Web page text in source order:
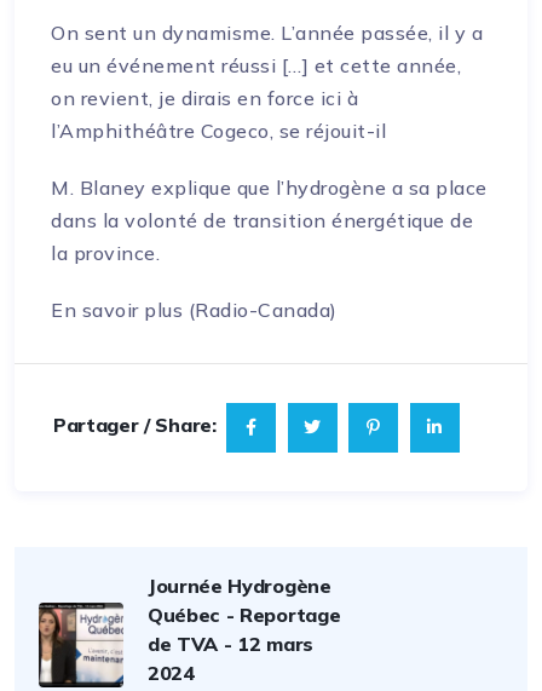
On sent un dynamisme. L’année passée, il y a
eu un événement réussi […] et cette année,
on revient, je dirais en force ici à
l’Amphithéâtre Cogeco, se réjouit-il
M. Blaney explique que l’hydrogène a sa place
dans la volonté de transition énergétique de
la province.
En savoir plus (Radio-Canada)
Partager / Share:
Journée Hydrogène
Québec - Reportage
de TVA - 12 mars
2024